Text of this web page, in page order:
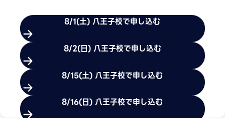
もっと見る
8/1(土) 八王子校で申し込む
8/2(日) 八王子校で申し込む
8/15(土) 八王子校で申し込む
8/16(日) 八王子校で申し込む